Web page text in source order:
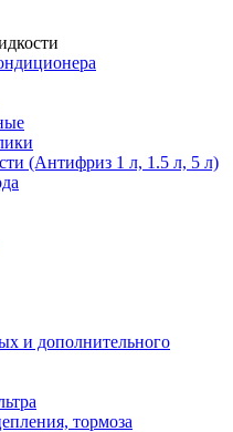
(Антифриз 1 л, 1.5 л, 5 л)
и дополнительного
тормоза